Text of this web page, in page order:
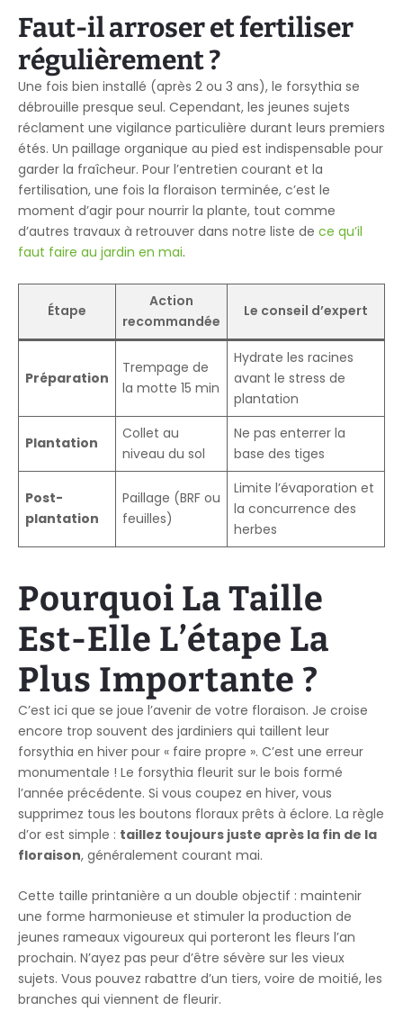
Faut-il arroser et fertiliser
régulièrement ?
Une fois bien installé (après 2 ou 3 ans), le forsythia se
débrouille presque seul. Cependant, les jeunes sujets
réclament une vigilance particulière durant leurs premiers
étés. Un paillage organique au pied est indispensable pour
garder la fraîcheur. Pour l’entretien courant et la
fertilisation, une fois la floraison terminée, c’est le
moment d’agir pour nourrir la plante, tout comme
d’autres travaux à retrouver dans notre liste de ce qu’il
faut faire au jardin en mai.
Étape
Action
recommandée
Le conseil d’expert
Préparation
Trempage de
la motte 15 min
Hydrate les racines
avant le stress de
plantation
Plantation
Collet au
niveau du sol
Ne pas enterrer la
base des tiges
Post-
plantation
Paillage (BRF ou
feuilles)
Limite l’évaporation et
la concurrence des
herbes
Pourquoi La Taille
Est-Elle L’étape La
Plus Importante ?
C’est ici que se joue l’avenir de votre floraison. Je croise
encore trop souvent des jardiniers qui taillent leur
forsythia en hiver pour « faire propre ». C’est une erreur
monumentale ! Le forsythia fleurit sur le bois formé
l’année précédente. Si vous coupez en hiver, vous
supprimez tous les boutons floraux prêts à éclore. La règle
d’or est simple : taillez toujours juste après la fin de la
floraison, généralement courant mai.
Cette taille printanière a un double objectif : maintenir
une forme harmonieuse et stimuler la production de
jeunes rameaux vigoureux qui porteront les fleurs l’an
prochain. N’ayez pas peur d’être sévère sur les vieux
sujets. Vous pouvez rabattre d’un tiers, voire de moitié, les
branches qui viennent de fleurir.